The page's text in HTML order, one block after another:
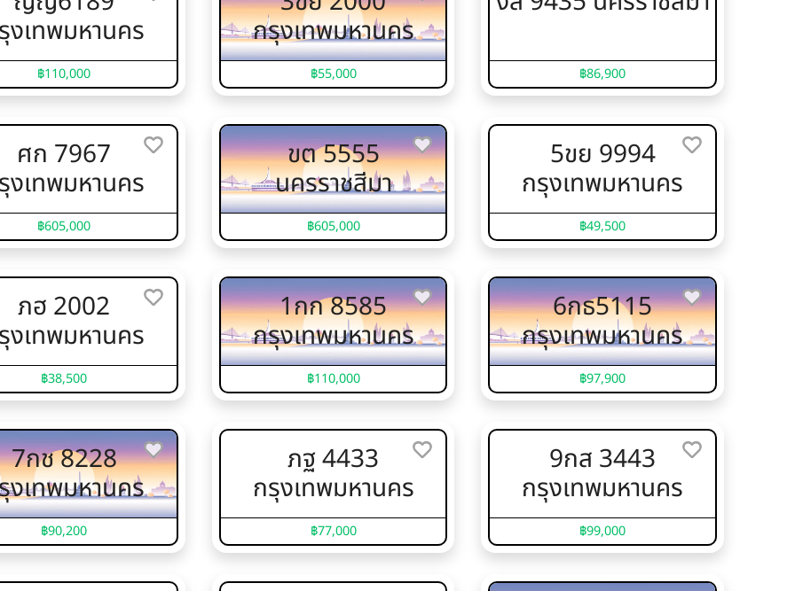
งเทพมหานคร
฿110,000
กรุงเทพมหานคร
฿55,000 ฿86,900
ศก 7967
งเทพมหานคร
฿605,000
ขต 5555
นครราชสีมา
฿605,000
5ขย 9994
กรุงเทพมหานคร
฿49,500
ภฮ 2002
งเทพมหานคร
฿38,500
1กก 8585
กรุงเทพมหานคร
฿110,000
6กธ5115
กรุงเทพมหานคร
฿97,900
7กช 8228
งเทพมหานคร
฿90,200
ภฐ 4433
กรุงเทพมหานคร
฿77,000
9กส 3443
กรุงเทพมหานคร
฿99,000